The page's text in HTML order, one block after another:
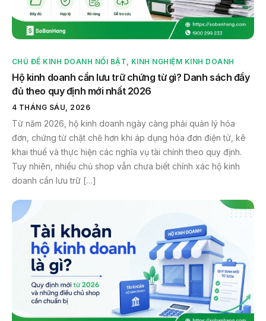
CHỦ ĐỀ KINH DOANH NỔI BẬT, KINH NGHIỆM KINH DOANH
Hộ kinh doanh cần lưu trữ chứng từ gì? Danh sách đầy
đủ theo quy định mới nhất 2026
4 THÁNG SÁU, 2026
Từ năm 2026, hộ kinh doanh ngày càng phải quản lý hóa
đơn, chứng từ chặt chẽ hơn khi áp dụng hóa đơn điện tử, kê
khai thuế và thực hiện các nghĩa vụ tài chính theo quy định.
Tuy nhiên, nhiều chủ shop vẫn chưa biết chính xác hộ kinh
doanh cần lưu trữ […]